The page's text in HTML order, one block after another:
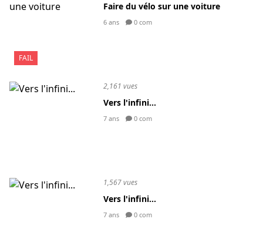
FAIL
Faire du vélo sur une voiture
6 ans 0 com
2,161 vues
Vers l'infini...
7 ans 0 com
1,567 vues
Vers l'infini...
7 ans 0 com